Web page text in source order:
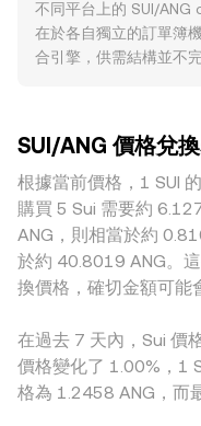
rate。監管與政策事件
對質押服務、代幣分發
平台對 SUI 的上架、下
Gamma 相關的波動，
後的拋售或再質押流向
conversion rate 造成影
/ Σ Volume_i，成交量
務換算上，若已知
× conversion rate；反
別代表池中兩種資產的
手改變池中儲備比例，
進而反映到聚合後的
不同平台上的 SUI/
在於各自獨立的訂單簿
合引擎，供需結構並不
淺，單筆交易即可拉動
差異也會造成溢價或折
求、法幣入金便利度與
定價。實務上，許多平
價，再折算為 ANG，因
及 USD 對 ANG 的定價
SUI/ANG 報價。跨平台
控制與合規約束，套利
conversion rate 完全一
SUI/ANG 價格兌
根據當前價格，1 SUI
購買 5 Sui 需要約
ANG，則相當於約
於約 40.8019 ANG。
換價格，確切金額可能
在過去 7 天內，Sui 價
價格變化了 1.00%，1
格為 1.2458 ANG，而